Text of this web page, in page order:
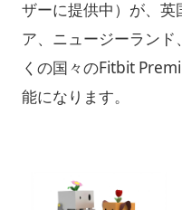
ザーに提供中）が、英
ア、ニュージーラン
くの国々のFitbit
能になります。